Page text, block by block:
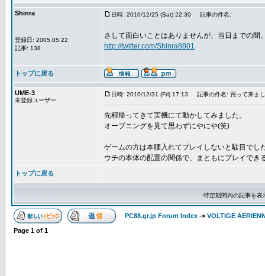
Shinra
登録日: 2005.05.22
記事: 138
日時: 2010/12/25 (Sat) 22:30 記事の件名:
さして面白いことはありませんが、当日までの間
http://twitter.com/Shinra8801
トップに戻る
UME-3
未登録ユーザー
日時: 2010/12/31 (Fri) 17:13 記事の件名: 買って来ま
先程帰ってきて実機にて動かしてみました。
オープニングを見て思わずにやにや(笑)
ゲームの方は本腰入れてプレイしないと駄目でし
ウチの本体の配置の関係で、まともにプレイでき
トップに戻る
特定期間内の記事を
PC88.gr.jp Forum Index -> VOLTIGE
Page 1 of 1